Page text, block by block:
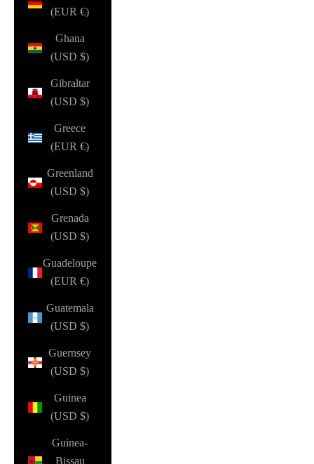
(EUR €)
Ghana
(USD $)
Gibraltar
(USD $)
Greece
(EUR €)
Greenland
(USD $)
Grenada
(USD $)
Guadeloupe
(EUR €)
Guatemala
(USD $)
Guernsey
(USD $)
Guinea
(USD $)
Guinea-
Bissau